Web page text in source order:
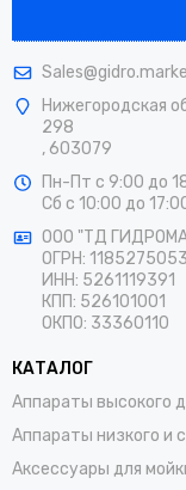
Нижегородская
298
, 603079
Пн-Пт с 9:00 до
Сб с 10:00 до
ООО "ТД
ОГРН:
ИНН: 5261119391
КПП: 526101001
ОКПО: 33360110
КАТАЛОГ
Аппараты высокого
Аппараты низкого и
Аксессуары для